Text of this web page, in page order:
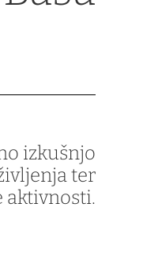
izkušnjo
ter
aktivnosti.